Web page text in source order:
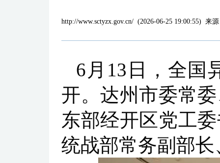
http://www.sctyzx.gov.cn/ (2026-06-25 19:00:55) 来
6月13日，全国
开。达州市委常
东部经开区党工
统战部常务副部